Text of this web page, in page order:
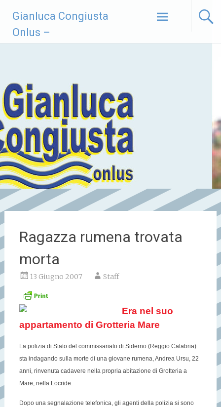
contenuto
Gianluca Congiusta
Onlus –
Ragazza rumena trovata
morta
13 Giugno 2007 Staff
Era nel suo
appartamento di Grotteria Mare
La polizia di Stato del commissariato di Siderno (Reggio Calabria)
sta indagando sulla morte di una giovane rumena, Andrea Ursu, 22
anni, rinvenuta cadavere nella propria abitazione di Grotteria a
Mare, nella Locride.
Dopo una segnalazione telefonica, gli agenti della polizia si sono